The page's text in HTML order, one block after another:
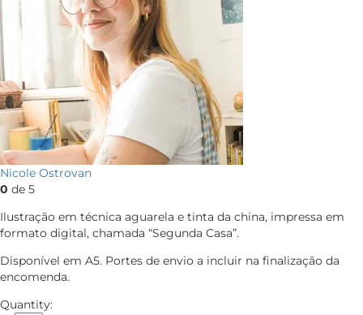
Nicole Ostrovan
0 de 5
Ilustração em técnica aguarela e tinta da china, impressa em
formato digital, chamada “Segunda Casa”.
Disponível em A5. Portes de envio a incluir na finalização da
encomenda.
Quantity: